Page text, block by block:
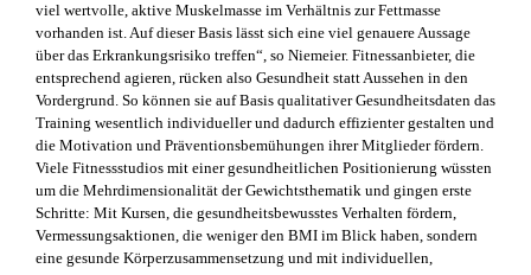
viel wertvolle, aktive Muskelmasse im Verhältnis zur Fettmasse
vorhanden ist. Auf dieser Basis lässt sich eine viel genauere Aussage
über das Erkrankungsrisiko treffen“, so Niemeier. Fitnessanbieter, die
entsprechend agieren, rücken also Gesundheit statt Aussehen in den
Vordergrund. So können sie auf Basis qualitativer Gesundheitsdaten das
Training wesentlich individueller und dadurch effizienter gestalten und
die Motivation und Präventionsbemühungen ihrer Mitglieder fördern.
Viele Fitnessstudios mit einer gesundheitlichen Positionierung wüssten
um die Mehrdimensionalität der Gewichtsthematik und gingen erste
Schritte: Mit Kursen, die gesundheitsbewusstes Verhalten fördern,
Vermessungsaktionen, die weniger den BMI im Blick haben, sondern
eine gesunde Körperzusammensetzung und mit individuellen,